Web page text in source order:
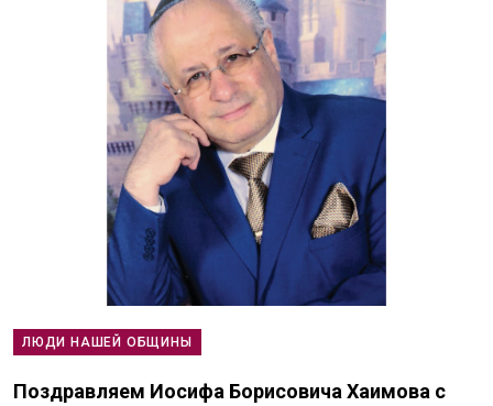
ЛЮДИ НАШЕЙ ОБЩИНЫ
Поздравляем Иосифа Борисовича Хаимова с